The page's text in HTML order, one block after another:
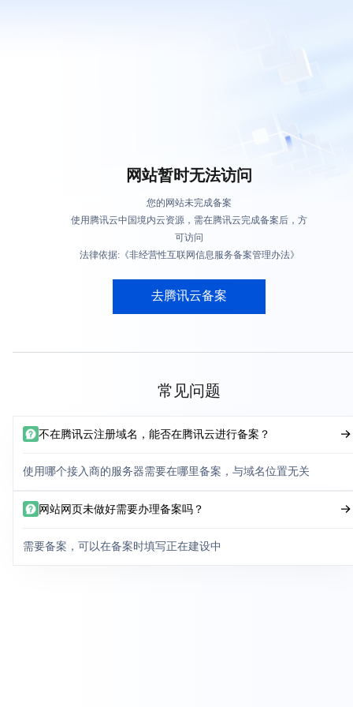
网站暂时无法访问
您的网站未完成备案
使用腾讯云中国境内云资源，需在腾讯云完成备案后，方
可访问
法律依据:《非经营性互联网信息服务备案管理办法》
去腾讯云备案
常见问题
不在腾讯云注册域名，能否在腾讯云进行备案？
使用哪个接入商的服务器需要在哪里备案，与域名位置无关
网站网页未做好需要办理备案吗？
需要备案，可以在备案时填写正在建设中